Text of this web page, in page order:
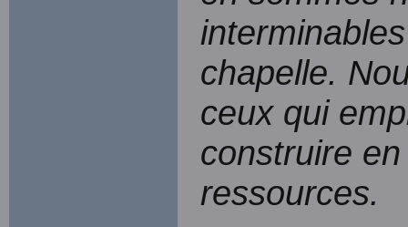
chapelle.
ceux qui
construire
ressources.